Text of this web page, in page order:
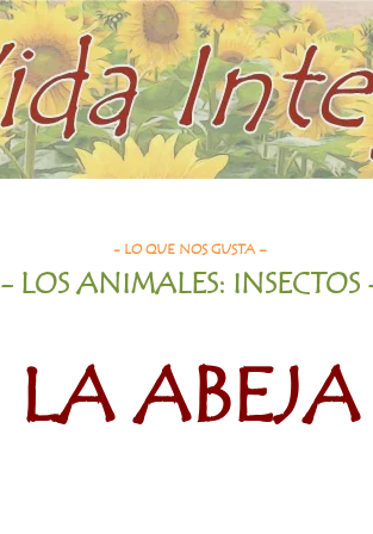
- LO QUE NOS GUSTA –
- LOS ANIMALES: INSECTOS
LA ABEJA